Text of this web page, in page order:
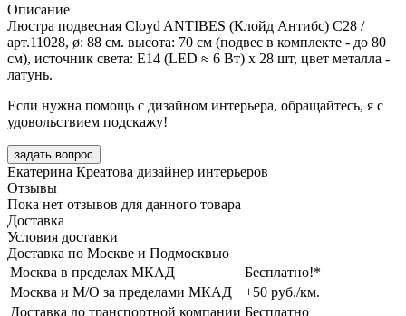
Описание
Люстра подвесная Cloyd ANTIBES (Клойд Антибс) C28 /
арт.11028, ø: 88 см. высота: 70 см (подвес в комплекте - до 80
см), источник света: E14 (LED ≈ 6 Вт) х 28 шт, цвет металла -
латунь.
Если нужна помощь с дизайном интерьера, обращайтесь, я с
удовольствием подскажу!
задать вопрос
Екатерина Креатова дизайнер интерьеров
Отзывы
Пока нет отзывов для данного товара
Доставка
Условия доставки
Доставка по Москве и Подмосквью
Москва в пределах МКАД
Бесплатно!*
Москва и М/О за пределами МКАД
+50 руб./км.
Доставка до транспортной компании Бесплатно